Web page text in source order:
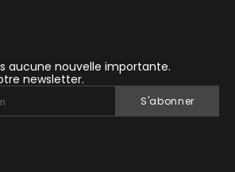
aucune nouvelle importante.
newsletter.
S'abonner